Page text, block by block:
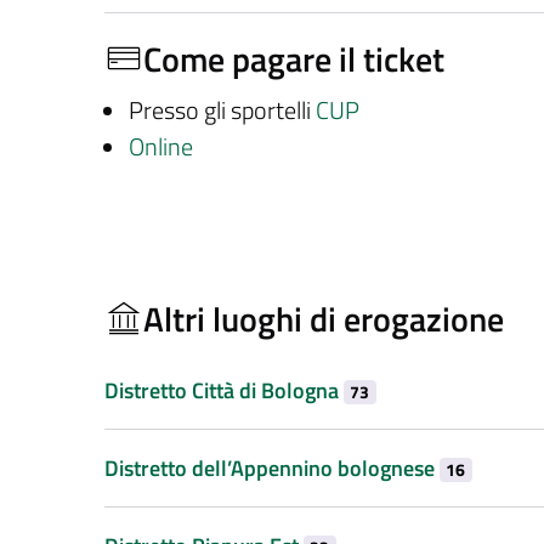
Come pagare il ticket
Presso gli sportelli CUP
Online
Altri luoghi di erogazione
Distretto Città di Bologna 73
Distretto dell’Appennino bolognese 16